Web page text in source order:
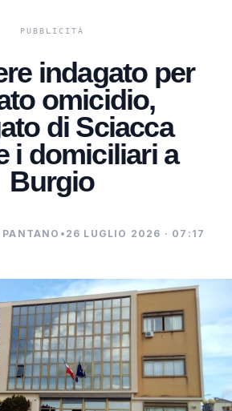
indagato per
omicidio,
di Sciacca
i domiciliari a
Burgio
• 26 LUGLIO 2026 · 07:17